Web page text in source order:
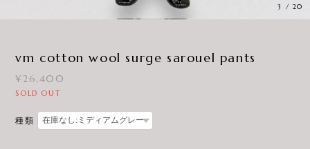
3 / 20
vm cotton wool surge sarouel pants
¥26,400
SOLD OUT
種類